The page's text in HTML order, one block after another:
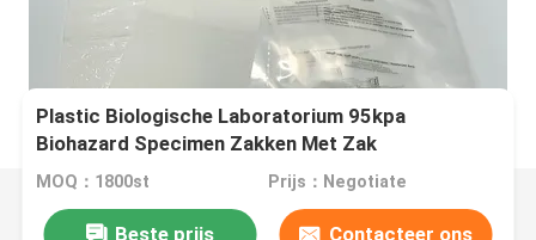
Plastic Biologische Laboratorium 95kpa
Biohazard Specimen Zakken Met Zak
MOQ：1800st Prijs：Negotiate
Beste prijs Contacteer ons